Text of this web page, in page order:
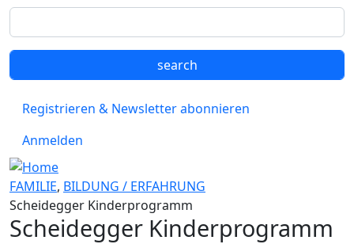
Registrieren & Newsletter abonnieren
Anmelden
FAMILIE, BILDUNG / ERFAHRUNG
Scheidegger Kinderprogramm
Scheidegger Kinderprogramm